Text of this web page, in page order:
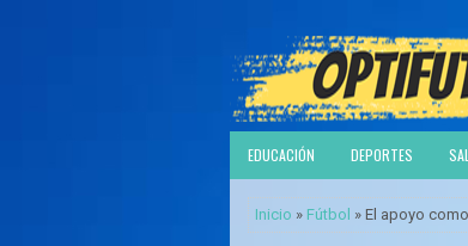
EDUCACIÓN DEPORTES
Inicio » Fútbol » El apoyo